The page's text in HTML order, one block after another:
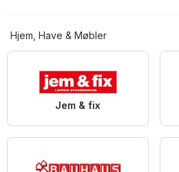
Hjem, Have & Møbler
Jem & fix